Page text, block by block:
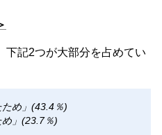
下記2つが大部分を占めてい
ため」(43.4％)
め」(23.7％)